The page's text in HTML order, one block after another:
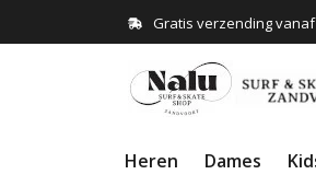
Gratis verzending vanaf
Heren Dames